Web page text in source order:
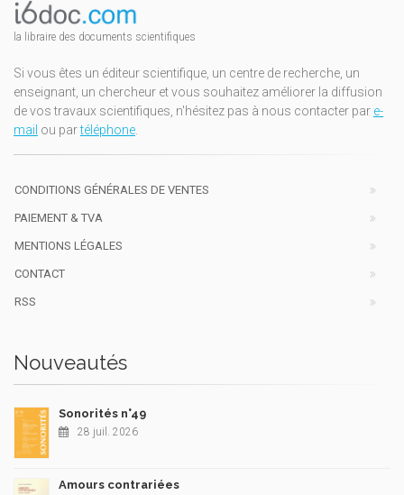
la libraire des documents scientifiques
Si vous êtes un éditeur scientifique, un centre de recherche, un
enseignant, un chercheur et vous souhaitez améliorer la diffusion
de vos travaux scientifiques, n'hésitez pas à nous contacter par e-
mail ou partéléphone
CONDITIONS GÉNÉRALES DE VENTES
PAIEMENT & TVA
MENTIONS LÉGALES
CONTACT
RSS
Nouveautés
Sonorités n°49
28 juil. 2026
Amours contrariées